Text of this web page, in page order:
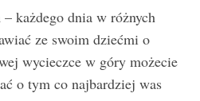
– każdego dnia w różnych
ze swoim dziećmi o
wycieczce w góry możecie
o tym co najbardziej was